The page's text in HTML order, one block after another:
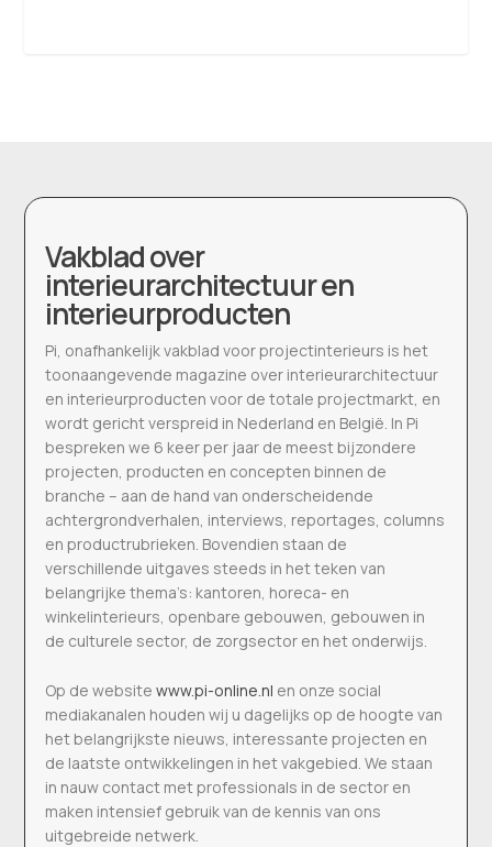
Vakblad over
interieurarchitectuur en
interieurproducten
Pi, onafhankelijk vakblad voor projectinterieurs is het
toonaangevende magazine over interieurarchitectuur
en interieurproducten voor de totale projectmarkt, en
wordt gericht verspreid in Nederland en België. In Pi
bespreken we 6 keer per jaar de meest bijzondere
projecten, producten en concepten binnen de
branche – aan de hand van onderscheidende
achtergrondverhalen, interviews, reportages, columns
en productrubrieken. Bovendien staan de
verschillende uitgaves steeds in het teken van
belangrijke thema’s: kantoren, horeca- en
winkelinterieurs, openbare gebouwen, gebouwen in
de culturele sector, de zorgsector en het onderwijs.
Op de websitewww.pi-online.nl en onze social
mediakanalen houden wij u dagelijks op de hoogte van
het belangrijkste nieuws, interessante projecten en
de laatste ontwikkelingen in het vakgebied. We staan
in nauw contact met professionals in de sector en
maken intensief gebruik van de kennis van ons
uitgebreide netwerk.